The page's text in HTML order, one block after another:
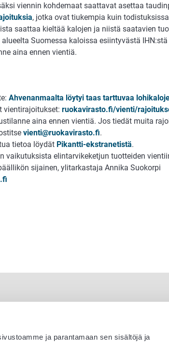
ja parantamaan sen sisältöjä ja
viennin kohdemaat saattavat asettaa
, jotka ovat tiukempia kuin
saattaa kieltää kalojen ja niistä saatavien
Suomessa kaloissa esiintyvästä
aina ennen vientiä.
Ahvenanmaalta löytyi taas tarttuvaa
vientirajoitukset: ruokavirasto.fi/vienti/
aina ennen vientiä. Jos tiedät muita
vienti@ruokavirasto.fi.
tietoa löydät Pikantti-ekstranetistä.
vaikutuksista elintarvikeketjun tuotteiden
sijainen, ylitarkastaja Annika Suokorpi